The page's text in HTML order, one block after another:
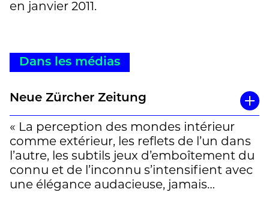
en janvier 2011.
Dans les médias
Neue Zürcher Zeitung
« La perception des mondes intérieur
comme extérieur, les reflets de l’un dans
l’autre, les subtils jeux d’emboîtement du
connu et de l’inconnu s’intensifient avec
une élégance audacieuse, jamais